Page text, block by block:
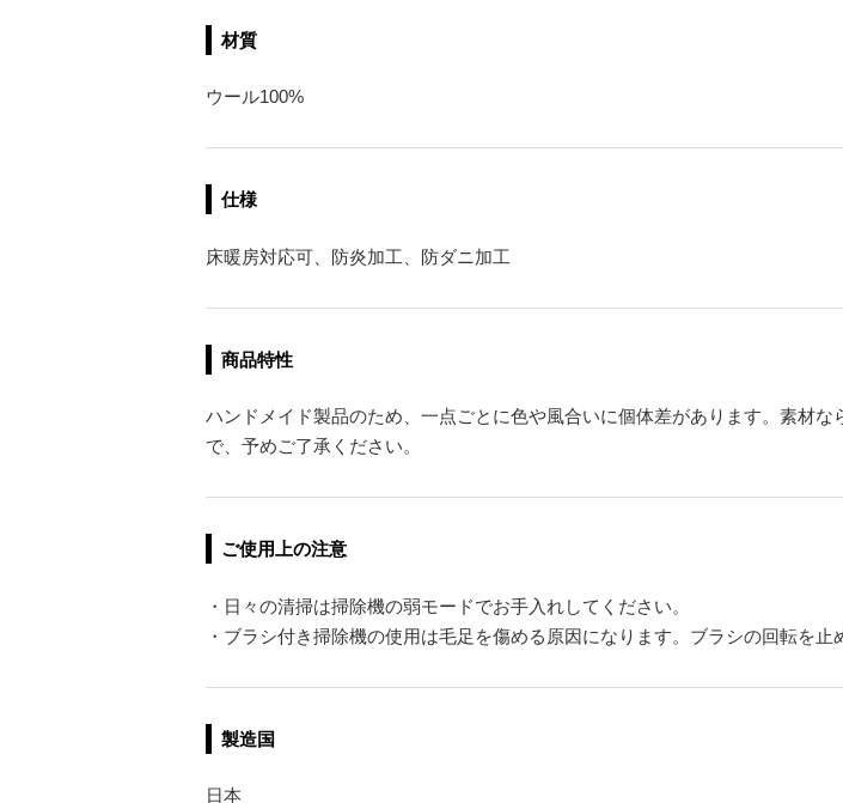
材質
ウール100%
仕様
床暖房対応可、防炎加工、防ダニ加工
商品特性
ハンドメイド製品のため、一点ごとに色や風合いに個体差があります。素材
で、予めご了承ください。
ご使用上の注意
・日々の清掃は掃除機の弱モードでお手入れしてください。
・ブラシ付き掃除機の使用は毛足を傷める原因になります。ブラシの回転を
製造国
日本